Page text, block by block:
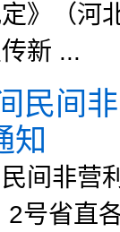
》（河
新 ...
民间
知
间非营
号省直